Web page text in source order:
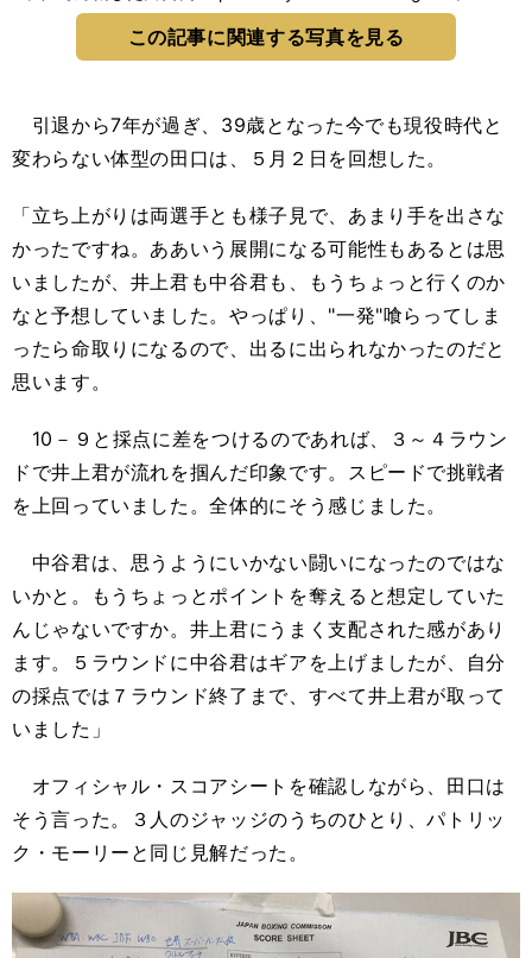
この記事に関連する写真を見る
引退から7年が過ぎ、39歳となった今でも現役時代と
変わらない体型の田口は、５月２日を回想した。
「立ち上がりは両選手とも様子見で、あまり手を出さな
かったですね。ああいう展開になる可能性もあるとは思
いましたが、井上君も中谷君も、もうちょっと行くのか
なと予想していました。やっぱり、"一発"喰らってしま
ったら命取りになるので、出るに出られなかったのだと
思います。
10－９と採点に差をつけるのであれば、３～４ラウン
ドで井上君が流れを掴んだ印象です。スピードで挑戦者
を上回っていました。全体的にそう感じました。
中谷君は、思うようにいかない闘いになったのではな
いかと。もうちょっとポイントを奪えると想定していた
んじゃないですか。井上君にうまく支配された感があり
ます。５ラウンドに中谷君はギアを上げましたが、自分
の採点では７ラウンド終了まで、すべて井上君が取って
いました」
オフィシャル・スコアシートを確認しながら、田口は
そう言った。３人のジャッジのうちのひとり、パトリッ
ク・モーリーと同じ見解だった。